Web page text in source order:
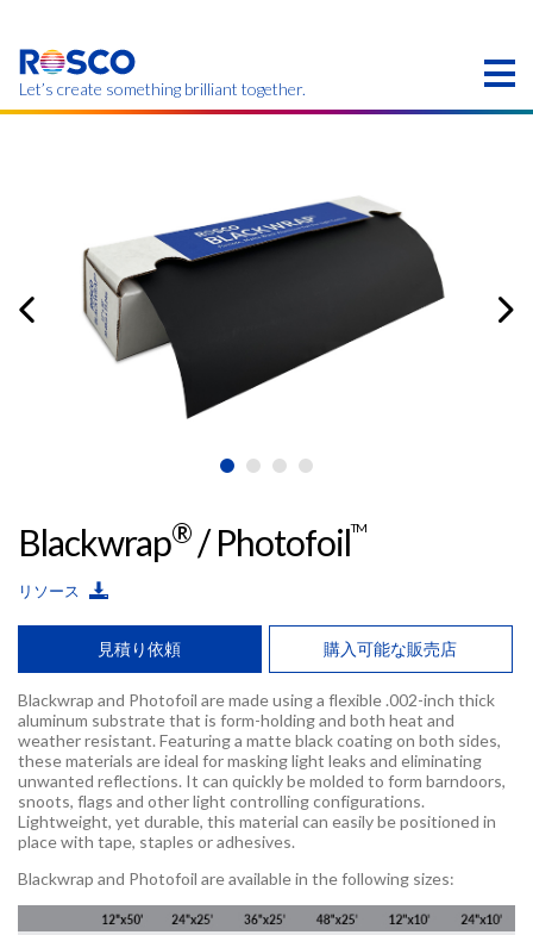
main
content
Let’s create something brilliant together.
Blackwrap® / PhotofoilTM
リソース
見積り依頼 購入可能な販売店
Blackwrap and Photofoil are made using a flexible .002-inch thick
aluminum substrate that is form-holding and both heat and
weather resistant. Featuring a matte black coating on both sides,
these materials are ideal for masking light leaks and eliminating
unwanted reflections. It can quickly be molded to form barndoors,
snoots, flags and other light controlling configurations.
Lightweight, yet durable, this material can easily be positioned in
place with tape, staples or adhesives.
Blackwrap and Photofoil are available in the following sizes: